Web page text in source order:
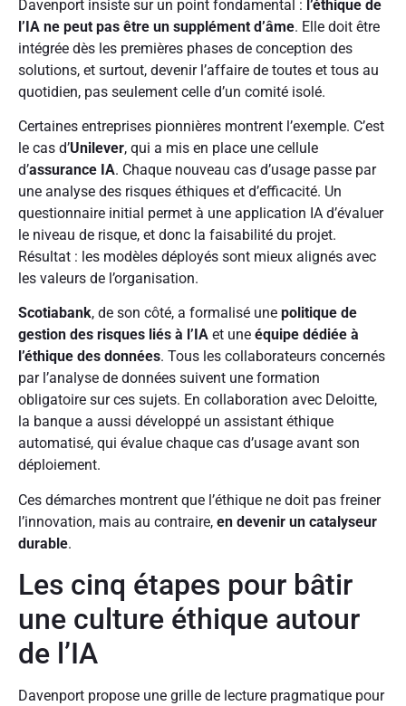
Davenport insiste sur un point fondamental : l’éthique de
l’IA ne peut pas être un supplément d’âme. Elle doit être
intégrée dès les premières phases de conception des
solutions, et surtout, devenir l’affaire de toutes et tous au
quotidien, pas seulement celle d’un comité isolé.
Certaines entreprises pionnières montrent l’exemple. C’est
le cas d’Unilever, qui a mis en place une cellule
d’assurance IA. Chaque nouveau cas d’usage passe par
une analyse des risques éthiques et d’efficacité. Un
questionnaire initial permet à une application IA d’évaluer
le niveau de risque, et donc la faisabilité du projet.
Résultat : les modèles déployés sont mieux alignés avec
les valeurs de l’organisation.
Scotiabank, de son côté, a formalisé une politique de
gestion des risques liés à l’IA et une équipe dédiée à
l’éthique des données. Tous les collaborateurs concernés
par l’analyse de données suivent une formation
obligatoire sur ces sujets. En collaboration avec Deloitte,
la banque a aussi développé un assistant éthique
automatisé, qui évalue chaque cas d’usage avant son
déploiement.
Ces démarches montrent que l’éthique ne doit pas freiner
l’innovation, mais au contraire, en devenir un catalyseur
durable.
Les cinq étapes pour bâtir
une culture éthique autour
de l’IA
Davenport propose une grille de lecture pragmatique pour